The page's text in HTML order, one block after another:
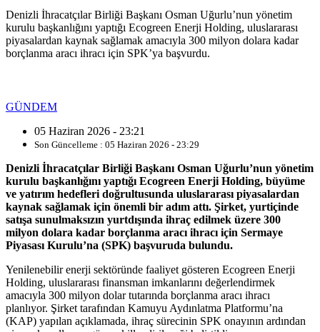
Denizli İhracatçılar Birliği Başkanı Osman Uğurlu’nun yönetim
kurulu başkanlığını yaptığı Ecogreen Enerji Holding, uluslararası
piyasalardan kaynak sağlamak amacıyla 300 milyon dolara kadar
borçlanma aracı ihracı için SPK’ya başvurdu.
GÜNDEM
05 Haziran 2026 - 23:21
Son Güncelleme : 05 Haziran 2026 - 23:29
Denizli İhracatçılar Birliği Başkanı Osman Uğurlu’nun yönetim
kurulu başkanlığını yaptığı Ecogreen Enerji Holding, büyüme
ve yatırım hedefleri doğrultusunda uluslararası piyasalardan
kaynak sağlamak için önemli bir adım attı. Şirket, yurtiçinde
satışa sunulmaksızın yurtdışında ihraç edilmek üzere 300
milyon dolara kadar borçlanma aracı ihracı için Sermaye
Piyasası Kurulu’na (SPK) başvuruda bulundu.
Yenilenebilir enerji sektöründe faaliyet gösteren Ecogreen Enerji
Holding, uluslararası finansman imkanlarını değerlendirmek
amacıyla 300 milyon dolar tutarında borçlanma aracı ihracı
planlıyor. Şirket tarafından Kamuyu Aydınlatma Platformu’na
(KAP) yapılan açıklamada, ihraç sürecinin SPK onayının ardından